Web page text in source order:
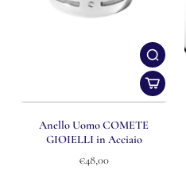
Anello Uomo COMETE
GIOIELLI in Acciaio
€48,00